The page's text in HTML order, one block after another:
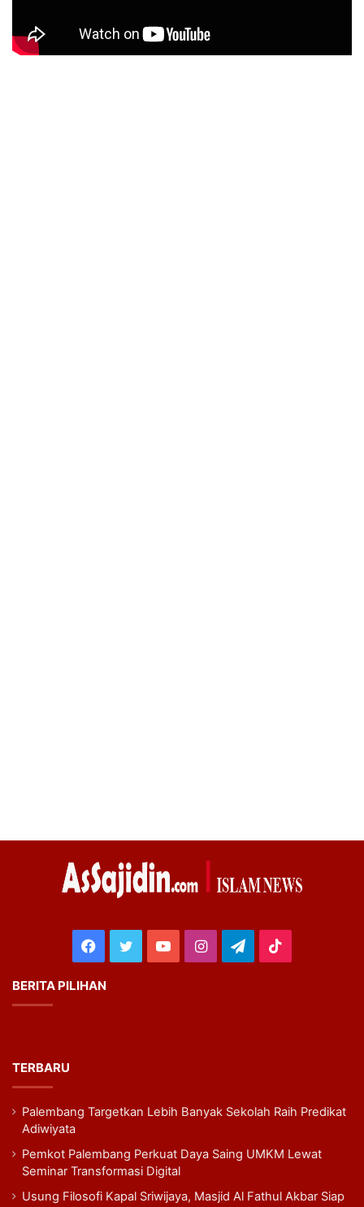
Facebook
TwitterYouTubeInstagram
Telegram
BERITA PILIHAN
TERBARU
Palembang Targetkan Lebih Banyak Sekolah Raih Predikat
Adiwiyata
Pemkot Palembang Perkuat Daya Saing UMKM Lewat
Seminar Transformasi Digital
Usung Filosofi Kapal Sriwijaya, Masjid Al Fathul Akbar Siap